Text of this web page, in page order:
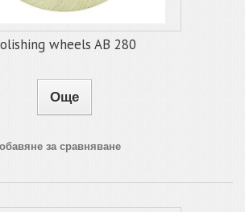
wheels AB 280
Още
за сравняване